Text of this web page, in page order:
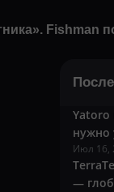
Fishman
Yatoro
нужно
Июл 16,
—